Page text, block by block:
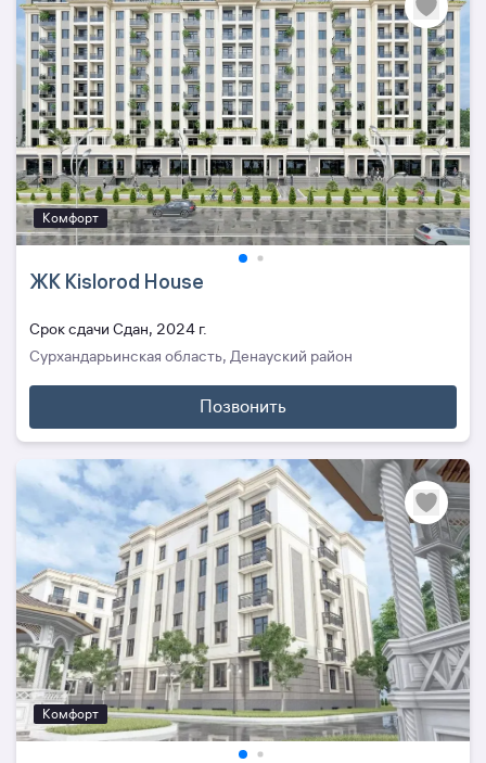
Комфорт
ЖК Kislorod House
Cрок сдачи Сдан, 2024 г.
Сурхандарьинская область, Денауский район
Позвонить
Комфорт